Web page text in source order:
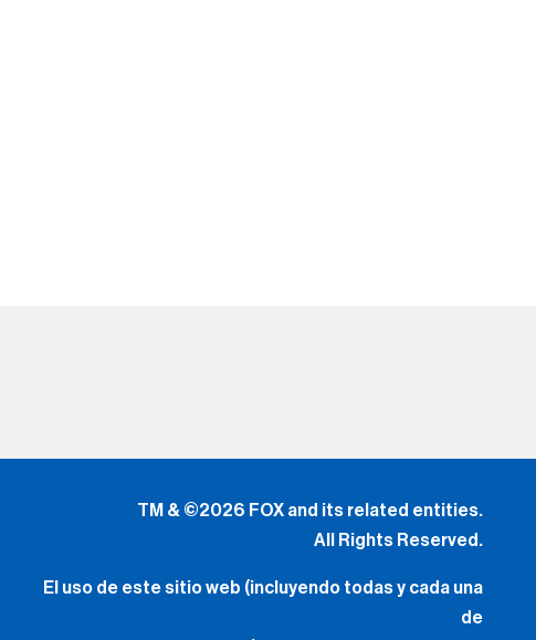
TM & ©2026 FOX and its related entities.
All Rights Reserved.
El uso de este sitio web (incluyendo todas y cada una
de